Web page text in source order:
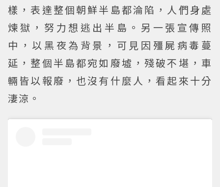
樣，表達整個朝鮮半島都淪陷，人們身處
煉獄，努力想逃出半島。另一張宣傳照
中，以黑夜為背景，可見因殭屍病毒蔓
延，整個半島都宛如廢墟，殘破不堪，車
輛皆以報廢，也沒有什麼人，看起來十分
淒涼。